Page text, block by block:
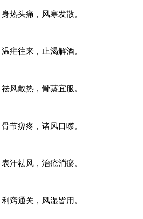
热头痛，风寒发散。
疟往来，止渴解酒。
风散热，骨蒸宜服。
节痹疼，诸风口噤。
汗祛风，治疮消瘀。
窍通关，风湿皆用。